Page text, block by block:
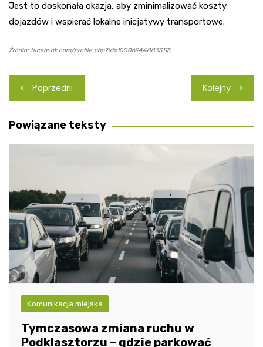
Jest to doskonała okazja, aby zminimalizować koszty
dojazdów i wspierać lokalne inicjatywy transportowe.
Źródło: facebook.com/profile.php?id=100069448833115
Nawigacja
wpisu
Poprzedni Kolejny
Powiązane teksty
Komunikacja miejska
Tymczasowa zmiana ruchu w
Podklasztorzu – gdzie parkować